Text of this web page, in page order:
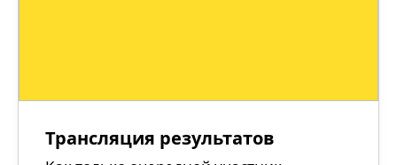
Трансляция результатов